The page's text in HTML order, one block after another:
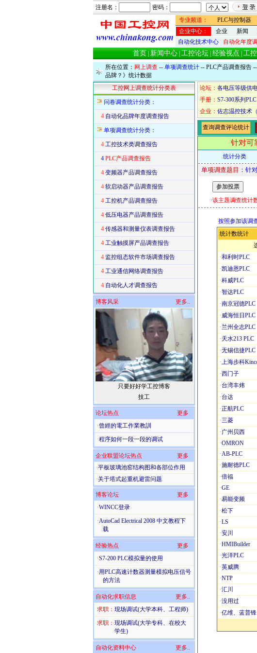
注册名： 密码：
专业频道：
PLC与控制器
企业中心：
企业 新闻
自动化技术中心
自动化年度
首页 新闻中心 工控论坛 经验视点 工
所在位置： 网上调查 -- 单项调查统计 -- PLC产品调查报告
品牌？》统计数据
工控网上调查统计分类表
问卷调查统计分类：
4 自动化品牌年度调查报告
单项调查统计分类：
4 工控技术类调查报告
4 PLC产品调查报告
4 变频器产品调查报告
4 软启动器产品调查报告
4 工控机产品调查报告
4 低压电器产品调查报告
4 传感器和测量仪表调查报告
4 工业触摸屏产品调查报告
4 监控组态软件市场调查报告
4 工业通信网络调查报告
4 自动化人才调查报告
博客风采 更多..
只要好好学工控博客
技工
论坛热点
更多
·曾經的電工作業教訓
·程序如何一段一段的调试
企业联盟论坛热点
更多
·平板玻璃池窑结构图和各部位作用
·关于塔式起重机避雷问题
博客论坛
更多
·WINCC登录
·AutoCad Electrical 2008 中文教程下
载
经验热点
更多
·S7-200 PLC模拟量的使用
·用PLC高速计数器测量模拟电压信号
的方法
自动化求职信息
更多..
求职： 现场调试(大学本科、工程师)
求职： 现场调试(大学专科、在校大
学生)
自动化资料中心 更多..
论坛： 各电压等级供
手册： S7-300系列
企业： 佐志温控技术
查询调查评论统计
针对可
统计分类
单项调查题目 ：针
·该主题调查统计
按照参加该调
统计数统计
·和利时PLC
·凯迪恩PLC
·科威PLC
·智达PLC
·南京冠德PLC
·威海恒日PLC
·兰州全志PLC
·天水213 PLC
·无锡信捷PLC
·上海步科
·西门子
·台湾丰炜
·台达
·正航PLC
·三菱
·广州贝西
·OMRON
·AB-PLC
·施耐德PLC
·倍福
·GE
·易能变频
·松下
·LS
·安川
·HMIBuilder
·光洋PLC
·英威腾
·NTP
·汇川
·没用过
·亿维、蓝普锋